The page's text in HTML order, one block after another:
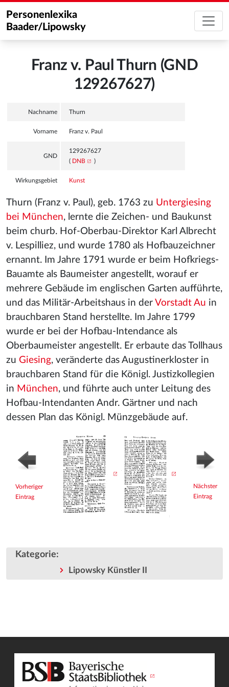
Personenlexika
Baader/Lipowsky
Franz v. Paul Thurn (GND
129267627)
Nachname Thurn
Vorname Franz v. Paul
GND
129267627
( DNB )
Wirkungsgebiet Kunst
Thurn (Franz v. Paul), geb. 1763 zu Untergiesing
bei München, lernte die Zeichen- und Baukunst
beim churb. Hof-Oberbau-Direktor Karl Albrecht
v. Lespilliez, und wurde 1780 als Hofbauzeichner
ernannt. Im Jahre 1791 wurde er beim Hofkriegs-
Bauamte als Baumeister angestellt, worauf er
mehrere Gebäude im englischen Garten aufführte,
und das Militär-Arbeitshaus in der Vorstadt Au in
brauchbaren Stand herstellte. Im Jahre 1799
wurde er bei der Hofbau-Intendance als
Oberbaumeister angestellt. Er erbaute das Tollhaus
zu Giesing, veränderte das Augustinerkloster in
brauchbaren Stand für die Königl. Justizkollegien
in München, und führte auch unter Leitung des
Hofbau-Intendanten Andr. Gärtner und nach
dessen Plan das Königl. Münzgebäude auf.
Vorheriger
Eintrag
Nächster
Eintrag
Kategorie:
Lipowsky Künstler II